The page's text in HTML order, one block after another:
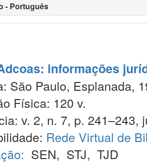
- Português
informações
São Paulo, Esplanada,
Física: 120 v.
v. 2, n. 7, p. 241–243,
Rede Virtual de
SEN, STJ, TJD